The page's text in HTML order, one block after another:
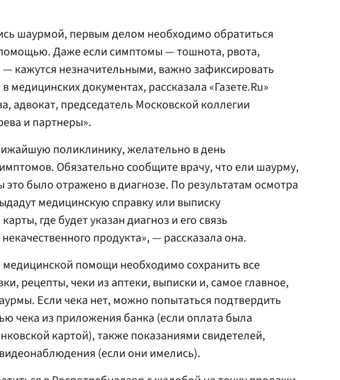
шаурмой, первым делом необходимо обратиться
Даже если симптомы — тошнота, рвота,
— кажутся незначительными, важно зафиксировать
медицинских документах, рассказала «Газете.Ru»
адвокат, председатель Московской коллегии
и партнеры».
поликлинику, желательно в день
Обязательно сообщите врачу, что ели шаурму,
это было отражено в диагнозе. По результатам осмотра
медицинскую справку или выписку
где будет указан диагноз и его связь
продукта», — рассказала она.
помощи необходимо сохранить все
рецепты, чеки из аптеки, выписки и, самое главное,
Если чека нет, можно попытаться подтвердить
чека из приложения банка (если оплата была
картой), также показаниями свидетелей,
(если они имелись).